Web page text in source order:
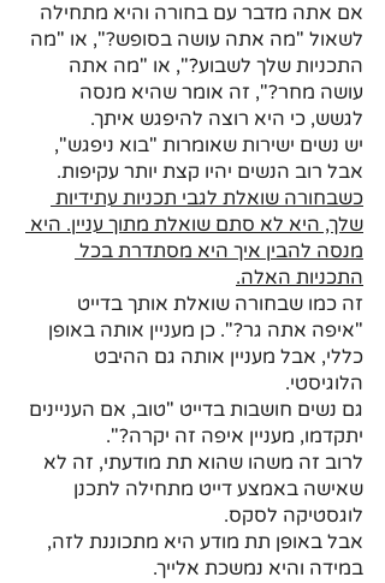
אם אתה מדבר עם בחורה והיא מתחילה
לשאול "מה אתה עושה בסופש?", או "מה
התכניות שלך לשבוע?", או "מה אתה
עושה מחר?", זה אומר שהיא מנסה
לגשש, כי היא רוצה להיפגש איתך.
יש נשים ישירות שאומרות "בוא ניפגש",
אבל רוב הנשים יהיו קצת יותר עקיפות.
כשבחורה שואלת לגבי תכניות עתידיות
שלך, היא לא סתם שואלת מתוך עניין. היא
מנסה להבין איך היא מסתדרת בכל
התכניות האלה.
זה כמו שבחורה שואלת אותך בדייט
"איפה אתה גר?". כן מעניין אותה באופן
כללי, אבל מעניין אותה גם ההיבט
הלוגיסטי.
גם נשים חושבות בדייט "טוב, אם העניינים
יתקדמו, מעניין איפה זה יקרה?".
לרוב זה משהו שהוא תת מודעתי, זה לא
שאישה באמצע דייט מתחילה לתכנן
לוגסטיקה לסקס.
אבל באופן תת מודע היא מתכוננת לזה,
במידה והיא נמשכת אלייך.